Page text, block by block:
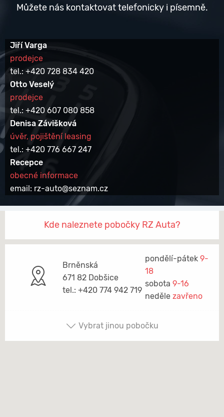
Můžete nás kontaktovat telefonicky i písemně.
Jiří Varga
prodejce
tel.: +420 728 834 420
Otto Veselý
prodejce
tel.: +420 607 080 858
Denisa Závišková
úvěr, pojištění leasing
tel.: +420 776 667 247
Recepce
obecné informace
email: rz-auto@seznam.cz
Kde naleznete pobočky RZ Auta?
Brněnská
671 82 Dobšice
tel.: +420 774 942 719
pondělí-pátek 9-
18
sobota 9-16
neděle zavřeno
Vybrat jinou pobočku